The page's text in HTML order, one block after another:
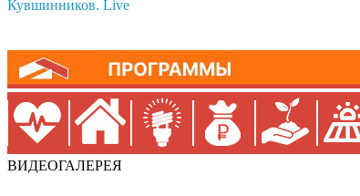
Кувшинников. Live
ВИДЕОГАЛЕРЕЯ